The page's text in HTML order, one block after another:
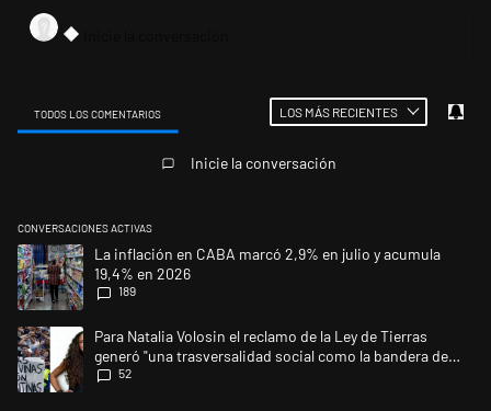
TODOS LOS COMENTARIOS LOS MÁS RECIENTES
Inicie la conversación
CONVERSACIONES ACTIVAS
Este listado muestra los artículos con más comentarios en los últimos
Un artículo de tendencia con el título "La inflación en CABA marcó
La inflación en CABA marcó 2,9% en julio y acumula
19,4% en 2026
189
Un artículo de tendencia con el título "Para Natalia Volosin el reclamo
Para Natalia Volosin el reclamo de la Ley de Tierras
generó "una trasversalidad social como la bandera de
Malvinas"
52